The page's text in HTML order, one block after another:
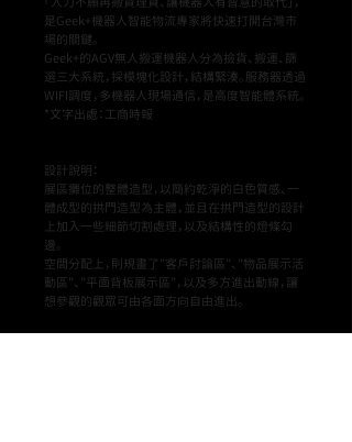
是Geek+機器人智能物流專家將快速打開台灣市
場的關鍵。
Geek+的AGV無人搬運機器人分為撿貨、搬運、篩
選三大系統，採模塊化設計，結構緊湊。服務器透過
WIFI調度，多機器人現場通信，是高度智能體系統。
*文字出處：工商時報
設計說明：
展區攤位的整體造型，以簡約乾淨的白色質感、一
體成型的拱門造型為主體，並且在拱門造型的設計
上加入一些細節切割處理，以及結構性的燈條勾
邊。
空間分配上，則規畫了”客戶討論區”、”物品展示活
動區”、”平面背板展示區”，以及多方進出動線，讓
想參觀的觀眾可由各面方向自由進出。